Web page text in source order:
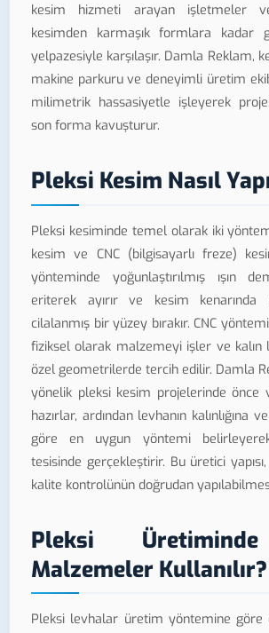
kesim hizmeti arayan işletmeler
kesimden karmaşık formlara kadar
yelpazesiyle karşılaşır. Damla Reklam,
makine parkuru ve deneyimli üretim
milimetrik hassasiyetle işleyerek
son forma kavuşturur.
Pleksi Kesim Nasıl
Pleksi kesiminde temel olarak iki
kesim ve CNC (bilgisayarlı freze)
yönteminde yoğunlaştırılmış ışın
eriterek ayırır ve kesim kenarında
cilalanmış bir yüzey bırakır. CNC
fiziksel olarak malzemeyi işler ve kalın
özel geometrilerde tercih edilir. Damla
yönelik pleksi kesim projelerinde önce
hazırlar, ardından levhanın kalınlığına
göre en uygun yöntemi
tesisinde gerçekleştirir. Bu üretici
kalite kontrolünün doğrudan
Pleksi
Malzemeler Kullanılır?
Pleksi levhalar üretim yöntemine göre